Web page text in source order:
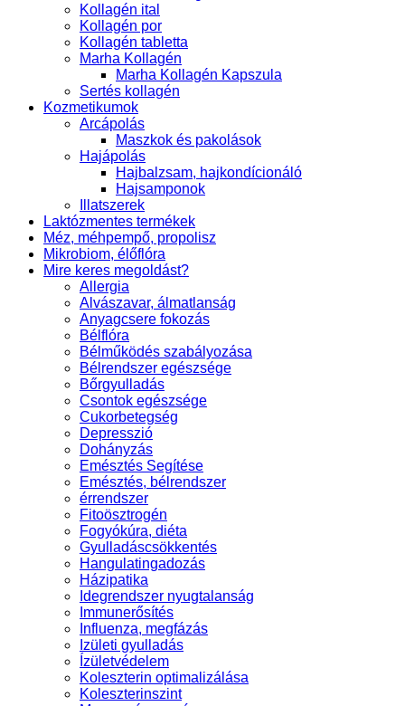
Kollagén ital
Kollagén por
Kollagén tabletta
Marha Kollagén
Marha Kollagén Kapszula
Sertés kollagén
Kozmetikumok
Arcápolás
Maszkok és pakolások
Hajápolás
Hajbalzsam, hajkondícionáló
Hajsamponok
Illatszerek
Laktózmentes termékek
Méz, méhpempő, propolisz
Mikrobiom, élőflóra
Mire keres megoldást?
Allergia
Alvászavar, álmatlanság
Anyagcsere fokozás
Bélflóra
Bélműködés szabályozása
Bélrendszer egészsége
Bőrgyulladás
Csontok egészsége
Cukorbetegség
Depresszió
Dohányzás
Emésztés Segítése
Emésztés, bélrendszer
érrendszer
Fitoösztrogén
Fogyókúra, diéta
Gyulladáscsökkentés
Hangulatingadozás
Házipatika
Idegrendszer nyugtalanság
Immunerősítés
Influenza, megfázás
Izületi gyulladás
Ízületvédelem
Koleszterin optimalizálása
Koleszterinszint